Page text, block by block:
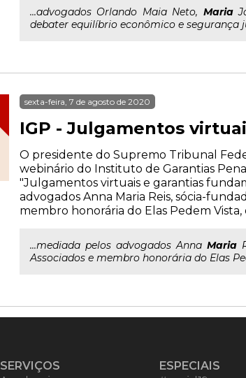
...advogados Orlando Maia Neto, Maria
debater equilíbrio econômico e segurança
sexta-feira, 7 de agosto de 2020
IGP - Julgamentos
O presidente do Supremo Tribunal
webinário do Instituto de Garantias
"Julgamentos virtuais e garantias
advogados Anna Maria Reis, sócia-
membro honorária do Elas Pedem
...mediada pelos advogados Anna Maria
Associados e membro honorária do Elas
SERVIÇOS
ESPECIAIS